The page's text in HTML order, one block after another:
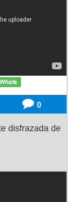
0
disfrazada de